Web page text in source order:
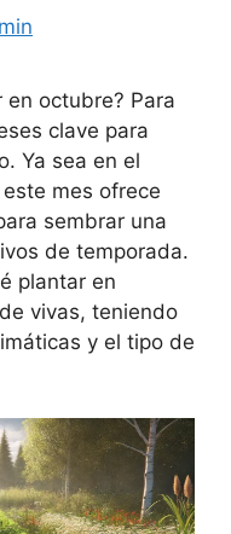
en octubre? Para
clave para
Ya sea en el
mes ofrece
sembrar una
de temporada.
plantar en
vivas, teniendo
y el tipo de